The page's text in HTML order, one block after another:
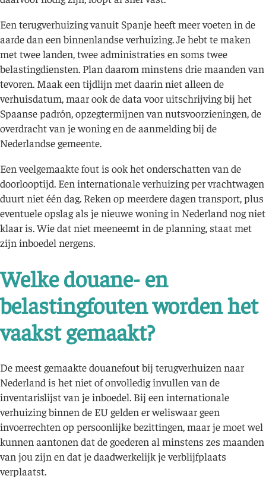
Een terugverhuizing vanuit Spanje heeft meer voeten in de
aarde dan een binnenlandse verhuizing. Je hebt te maken
met twee landen, twee administraties en soms twee
belastingdiensten. Plan daarom minstens drie maanden van
tevoren. Maak een tijdlijn met daarin niet alleen de
verhuisdatum, maar ook de data voor uitschrijving bij het
Spaanse padrón, opzegtermijnen van nutsvoorzieningen, de
overdracht van je woning en de aanmelding bij de
Nederlandse gemeente.
Een veelgemaakte fout is ook het onderschatten van de
doorlooptijd. Een internationale verhuizing per vrachtwagen
duurt niet één dag. Reken op meerdere dagen transport, plus
eventuele opslag als je nieuwe woning in Nederland nog niet
klaar is. Wie dat niet meeneemt in de planning, staat met
zijn inboedel nergens.
Welke douane- en
belastingfouten worden het
vaakst gemaakt?
De meest gemaakte douanefout bij terugverhuizen naar
Nederland is het niet of onvolledig invullen van de
inventarislijst van je inboedel. Bij een internationale
verhuizing binnen de EU gelden er weliswaar geen
invoerrechten op persoonlijke bezittingen, maar je moet wel
kunnen aantonen dat de goederen al minstens zes maanden
van jou zijn en dat je daadwerkelijk je verblijfplaats
verplaatst.